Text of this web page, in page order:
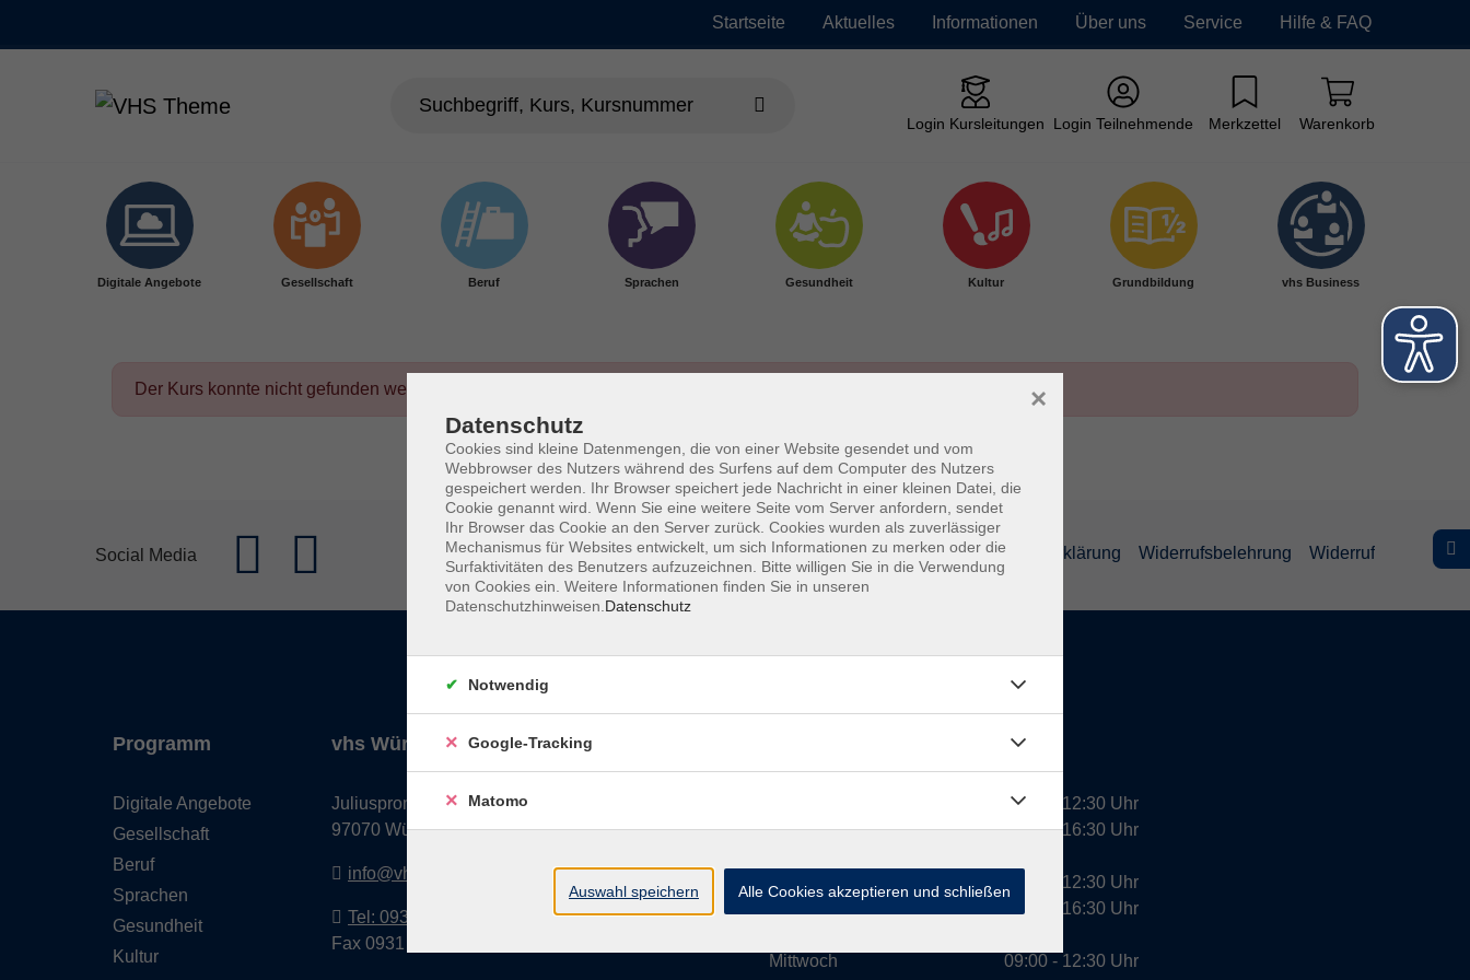
Startseite Aktuelles Informationen Über uns Service Hilfe & FAQ
Login Kursleitungen Login Teilnehmende Merkzettel Warenkorb
Digitale Angebote Gesellschaft Beruf Sprachen Gesundheit Kultur Grundbildung vhs Business
Der Kurs konnte nicht gefunden werden.
Social Media Impressum AGBs Datenschutzerklärung Barrierefreiheitserklärung Widerrufsbelehrung Widerruf
Programm
Digitale Angebote
Gesellschaft
Beruf
Sprachen
Gesundheit
Kultur
vhs Würzburg & Umgebung e. V.
Juliuspromenade 68
97070 Würzburg
info@vhs-wuerzburg.de
Tel: 0931 35593 0
Fax 0931 35593-20
Dienstag
Mittwoch
09:00 - 12:30 Uhr
13:00 - 16:30 Uhr
10:00 - 12:30 Uhr
13:00 - 16:30 Uhr
09:00 - 12:30 Uhr
Datenschutz
Cookies sind kleine Datenmengen, die von einer Website gesendet und vom
Webbrowser des Nutzers während des Surfens auf dem Computer des Nutzers
gespeichert werden. Ihr Browser speichert jede Nachricht in einer kleinen Datei, die
Cookie genannt wird. Wenn Sie eine weitere Seite vom Server anfordern, sendet
Ihr Browser das Cookie an den Server zurück. Cookies wurden als zuverlässiger
Mechanismus für Websites entwickelt, um sich Informationen zu merken oder die
Surfaktivitäten des Benutzers aufzuzeichnen. Bitte willigen Sie in die Verwendung
von Cookies ein. Weitere Informationen finden Sie in unseren
Datenschutzhinweisen. Datenschutz
×
Notwendig
Google-Tracking
Matomo
Auswahl speichern Alle Cookies akzeptieren und schließen